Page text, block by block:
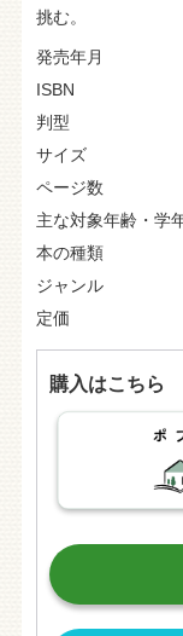
挑む。
発売年月
ISBN
判型
サイズ
ページ数
主な対象年齢・学
本の種類
ジャンル
定価
購入はこちら